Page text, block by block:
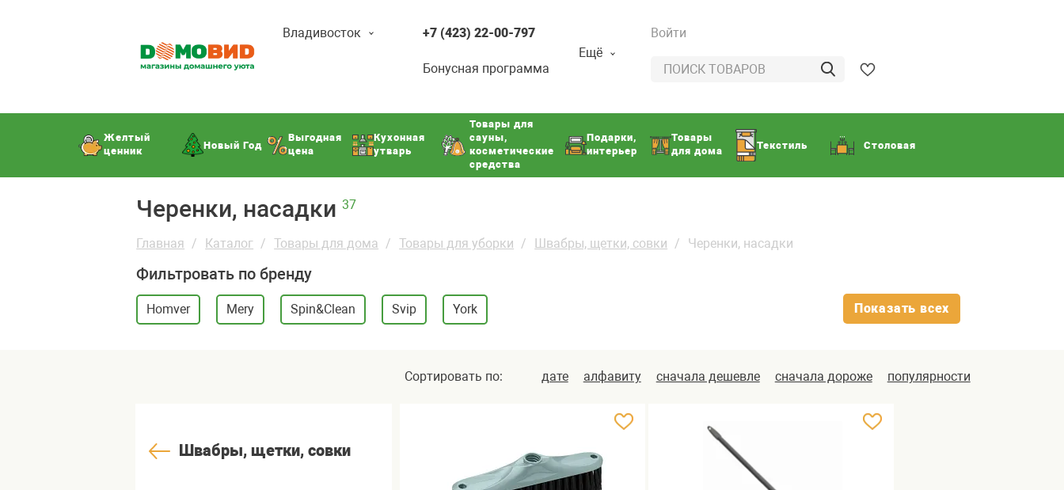
Владивосток +7 (423) 22-00-797
Бонусная программа
Ещё
Войти
Желтый
ценник
Новый Год
Выгодная
цена
Кухонная
утварь
Товары для
сауны,
косметические
средства
Подарки,
интерьер
Товары
для дома
Текстиль Столовая
Черенки, насадки 37
Главная Каталог Товары для дома Товары для уборки Швабры, щетки, совки Черенки, насадки
Фильтровать по бренду
Homver Mery Spin&Clean Svip York Показать всех
Сортировать по: дате алфавиту сначала дешевле сначала дороже популярности
Швабры, щетки, совки